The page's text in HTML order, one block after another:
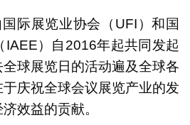
际展览业协会（UFI）和国
IAEE）自2016年起共同发起
球展览日的活动遍及全球各
庆祝全球会议展览产业的发
效益的贡献。